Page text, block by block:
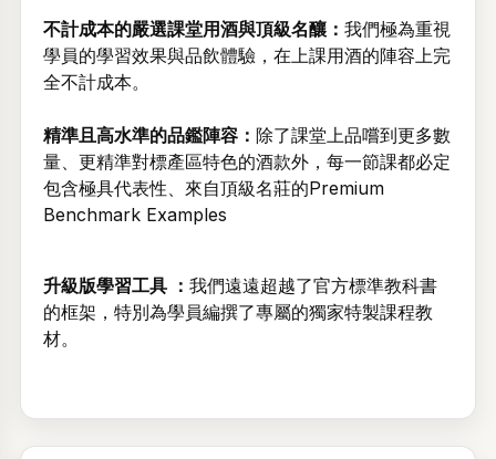
不計成本的嚴選課堂用酒與頂級名釀： 我們極為重視
學員的學習效果與品飲體驗，在上課用酒的陣容上完
全不計成本。
精準且高水準的品鑑陣容： 除了課堂上品嚐到更多數
量、更精準對標產區特色的酒款外，每一節課都必定
包含極具代表性、來自頂級名莊的Premium
Benchmark Examples
升級版學習工具 ： 我們遠遠超越了官方標準教科書
的框架，特別為學員編撰了專屬的獨家特製課程教
材。